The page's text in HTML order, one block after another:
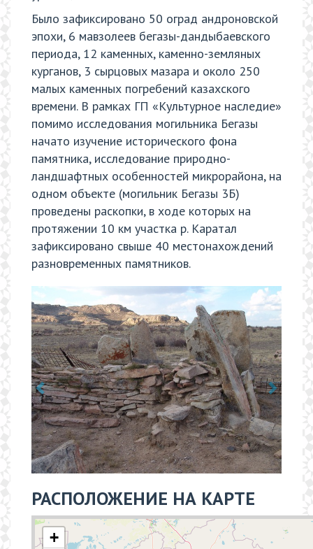
Было зафиксировано 50 оград андроновской
эпохи, 6 мавзолеев бегазы-дандыбаевского
периода, 12 каменных, каменно-земляных
курганов, 3 сырцовых мазара и около 250
малых каменных погребений казахского
времени. В рамках ГП «Культурное наследие»
помимо исследования могильника Бегазы
начато изучение исторического фона
памятника, исследование природно-
ландшафтных особенностей микрорайона, на
одном объекте (могильник Бегазы 3Б)
проведены раскопки, в ходе которых на
протяжении 10 км участка р. Каратал
зафиксировано свыше 40 местонахождений
разновременных памятников.
РАСПОЛОЖЕНИЕ НА КАРТЕ
+